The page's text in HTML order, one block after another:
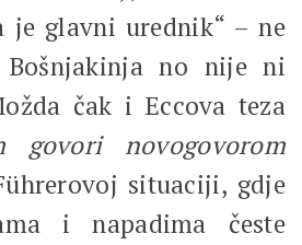
je glavni urednik“ – ne
no nije ni
čak i Eccova teza
govori novogovorom
situaciji, gdje
i napadima česte